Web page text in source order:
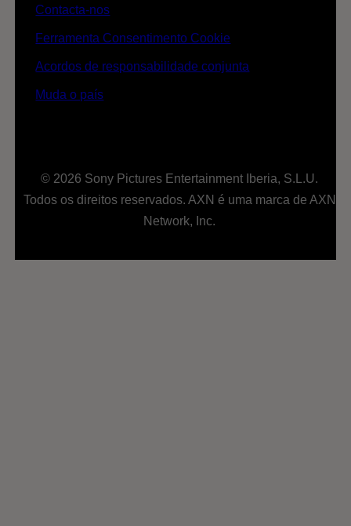
Contacta-nos
Ferramenta Consentimento Cookie
Acordos de responsabilidade conjunta
Muda o país
© 2026 Sony Pictures Entertainment Iberia, S.L.U.
Todos os direitos reservados. AXN é uma marca de AXN
Network, Inc.